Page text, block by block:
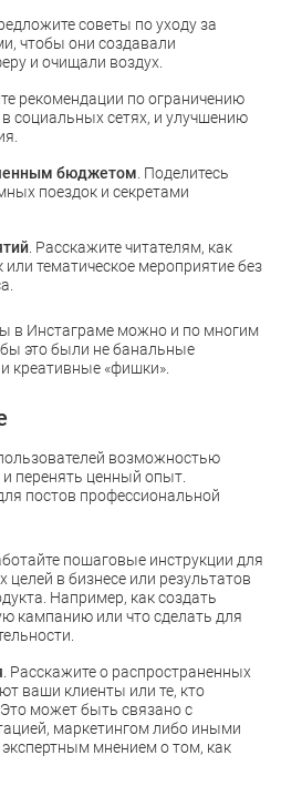
советы по уходу за
чтобы они создавали
и очищали воздух.
рекомендации по ограничению
социальных сетях, и улучшению
бюджетом . Поделитесь
поездок и секретами
. Расскажите читателям, как
тематическое мероприятие без
в Инстаграме можно и по многим
это были не банальные
креативные «фишки».
возможностью
перенять ценный опыт.
постов профессиональной
пошаговые инструкции для
целей в бизнесе или результатов
Например, как создать
кампанию или что сделать для
. Расскажите о распространенных
ваши клиенты или те, кто
может быть связано с
маркетингом либо иными
мнением о том, как